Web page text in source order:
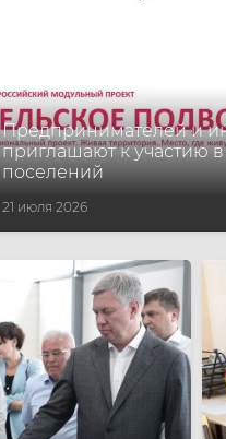
Предпринимателей и
приглашают к участию
поселений
21 июля 2026